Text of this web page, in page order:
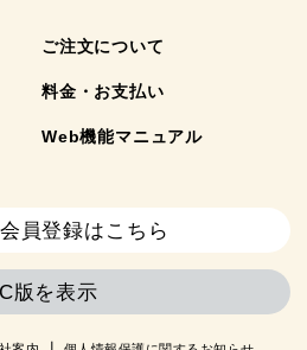
ご注文について
料金・お支払い
Web機能マニュアル
員登録はこちら
版を表示